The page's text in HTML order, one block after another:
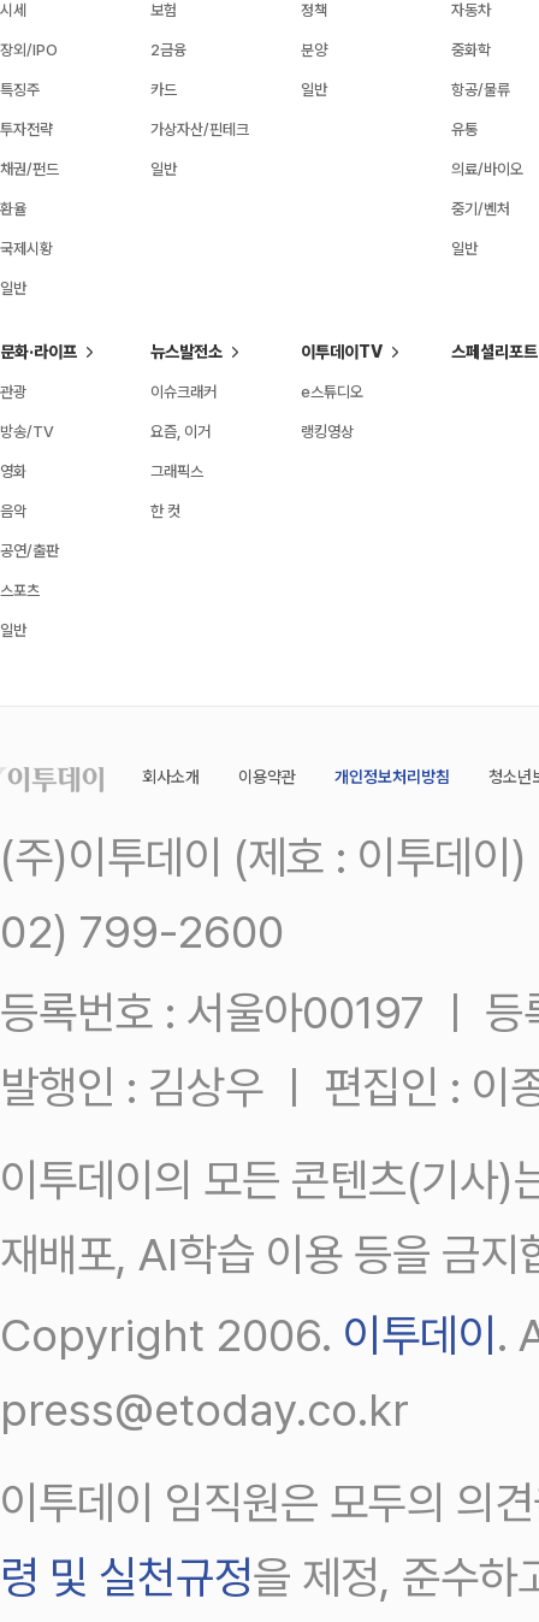
시세
장외/IPO
특징주
투자전략
채권/펀드
환율
국제시황
일반
보험
2금융
카드
가상자산/핀테크
일반
정책
분양
일반
자동차
중화학
항공/물류
유통
의료/바이오
중기/벤처
일반
문화·라이프
관광
방송/TV
영화
음악
공연/출판
스포츠
일반
뉴스발전소
이슈크래커
요즘, 이거
그래픽스
한 컷
이투데이TV
e스튜디오
랭킹영상
스페셜리포트
회사소개 이용약관 개인정보처리방침 청소년
(주)이투데이 (제호 : 이투데
02) 799-2600
등록번호 : 서울아00197 ㅣ
발행인 : 김상우 ㅣ 편집인 : 이
이투데이의 모든 콘텐츠(기사)
재배포, AI학습 이용 등을 금지
Copyright 2006. 이투데이.
press@etoday.co.kr
이투데이 임직원은 모두의 의
령 및 실천규정을 제정, 준수하